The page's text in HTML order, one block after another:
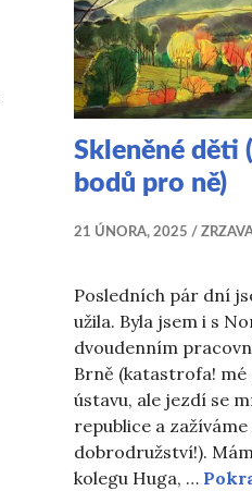
pomoct?
Skleněné děti
bodů pro ně)
21 ÚNORA, 2025
Posledních pár dní
užila. Byla jsem i s
dvoudenním
Brně (katastrofa! mé
ústavu, ale jezdí se
republice a
dobrodružství!).
kolegu Huga, …